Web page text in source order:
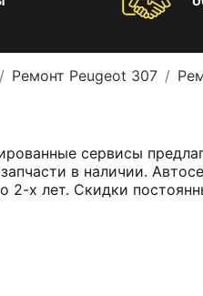
Ремонт Peugeot 307
сервисы
в наличии.
2-х лет. Скидки